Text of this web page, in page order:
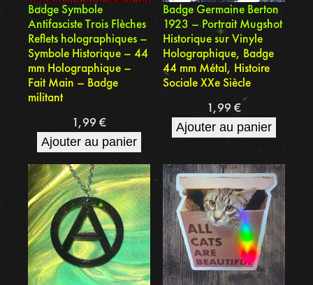
Badge Symbole
Antifasciste Trois Flèches
Reflets holographiques –
Symbole Historique – 44
mm Holographique –
Fait Main – Badge
militant
1,99€
Ajouter au panier
Badge Germaine Berton
1923 – Portrait Mugshot
Historique sur Vinyle
Holographique, Badge
44 mm Métal, Histoire
Sociale XXe Siècle
1,99 €
Ajouter au panier